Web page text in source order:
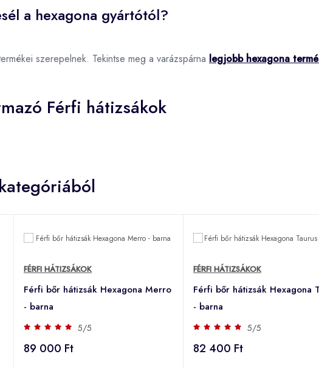
a hexagona gyártótól?
szerepelnek. Tekintse meg a varázspárna legjobb hexagona
Férfi hátizsákok
FÉRFI HÁTIZSÁKOK
Férfi bőr hátizsák Hexagona Merro
- barna
5/5
89 000 Ft
FÉRFI HÁTIZSÁKOK
Férfi bőr hátizsák Hexagona
- barna
5/5
82 400 Ft